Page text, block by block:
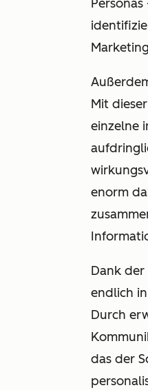
Mit
einzelne
enorm
Dank
endlich
Durch
das der